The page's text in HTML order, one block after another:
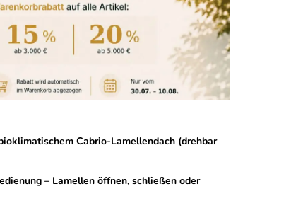
Cabrio-Lamellendach (drehbar
– Lamellen öffnen, schließen oder